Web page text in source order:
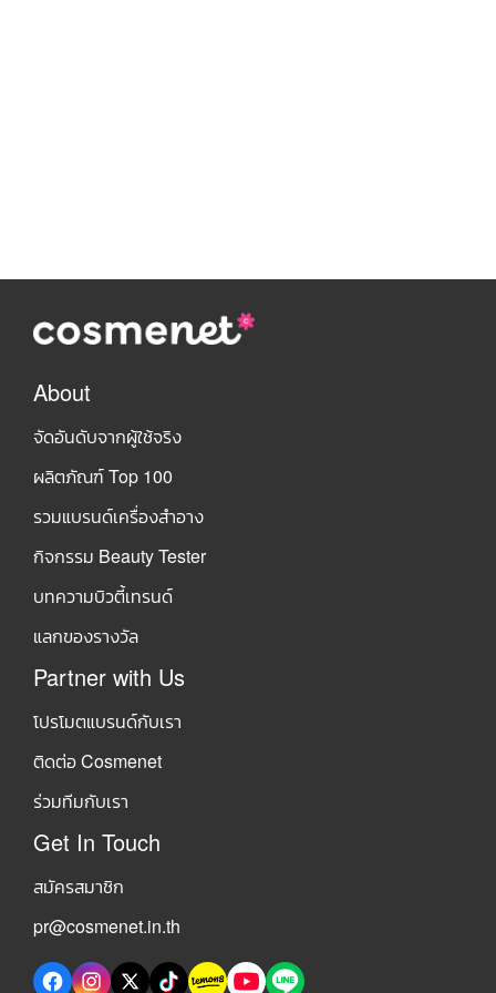
About
จัดอันดับจากผู้ใช้จริง
ผลิตภัณฑ์ Top 100
รวมแบรนด์เครื่องสำอาง
กิจกรรม Beauty Tester
บทความบิวตี้เทรนด์
แลกของรางวัล
Partner with Us
โปรโมตแบรนด์กับเรา
ติดต่อ Cosmenet
ร่วมทีมกับเรา
Get In Touch
สมัครสมาชิก
pr@cosmenet.in.th